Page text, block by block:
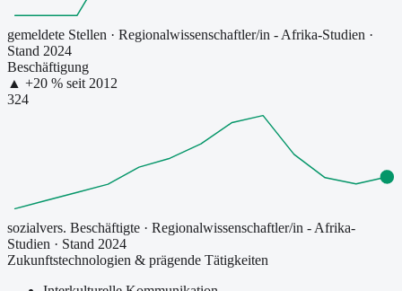
gemeldete Stellen · Regionalwissenschaftler/in - Afrika-Studien ·
Stand 2024
Beschäftigung
▲ +20 % seit 2012
324
sozialvers. Beschäftigte · Regionalwissenschaftler/in - Afrika-
Studien · Stand 2024
Zukunftstechnologien & prägende Tätigkeiten